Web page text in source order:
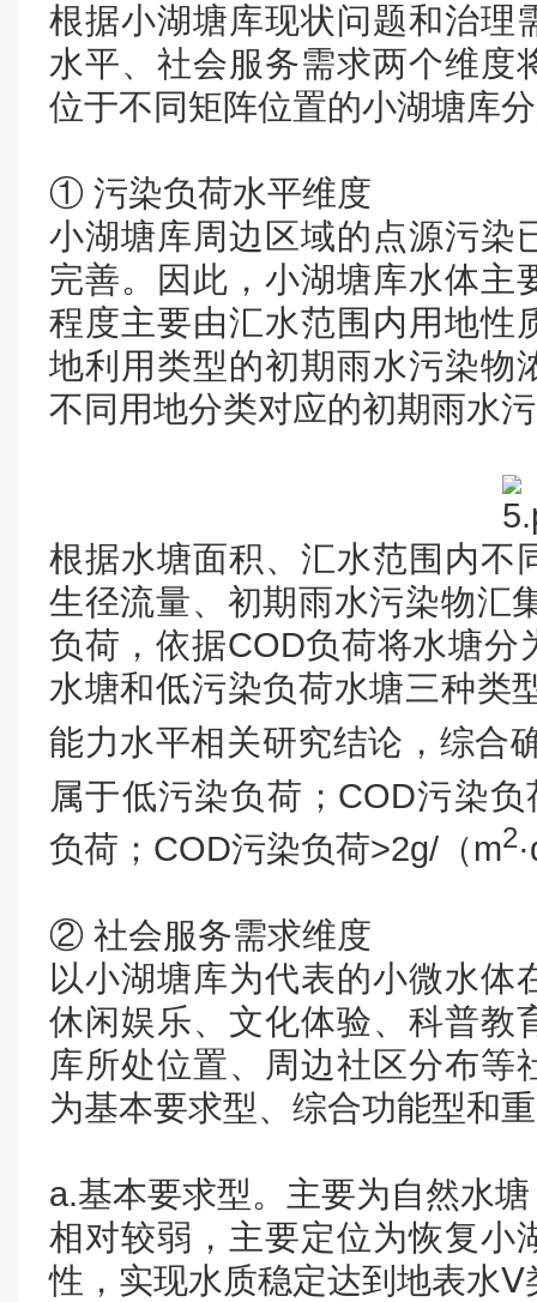
根据小湖塘库现状问题和治理
水平、社会服务需求两个维度
位于不同矩阵位置的小湖塘库
① 污染负荷水平维度
小湖塘库周边区域的点源污染
完善。因此，小湖塘库水体主
程度主要由汇水范围内用地性
地利用类型的初期雨水污染物
不同用地分类对应的初期雨水
根据水塘面积、汇水范围内不
生径流量、初期雨水污染物汇
负荷，依据COD负荷将水塘
水塘和低污染负荷水塘三种类
能力水平相关研究结论，综合
属于低污染负荷；COD污染
负荷；COD污染负荷>2g/（m2
② 社会服务需求维度
以小湖塘库为代表的小微水体
休闲娱乐、文化体验、科普教
库所处位置、周边社区分布等
为基本要求型、综合功能型和
a.基本要求型。主要为自然水
相对较弱，主要定位为恢复小
性，实现水质稳定达到地表水Ⅴ